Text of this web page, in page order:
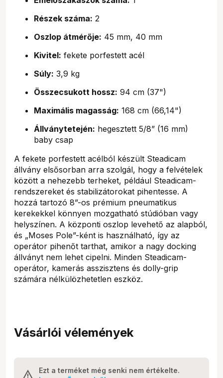
Részek száma: 2
Oszlop átmérője: 45 mm, 40 mm
Kivitel: fekete porfestett acél
Súly: 3,9 kg
Összecsukott hossz: 94 cm (37")
Maximális magasság: 168 cm (66,14")
Állványtetején: hegesztett 5/8” (16 mm)
baby csap
A fekete porfestett acélból készült Steadicam
állvány elsősorban arra szolgál, hogy a felvételek
között a nehezebb terheket, például Steadicam-
rendszereket és stabilizátorokat pihentesse. A
hozzá tartozó 8”-os prémium pneumatikus
kerekekkel könnyen mozgatható stúdióban vagy
helyszínen. A központi oszlop levehető az alapból,
és „Moses Pole”-ként is használható, így az
operátor pihenőt tarthat, amikor a nagy docking
állványt nem lehet cipelni. Minden Steadicam-
operátor, kamerás asszisztens és dolly-grip
számára nélkülözhetetlen eszköz.
Vásárlói vélemények
Ezt a terméket még senki nem értékelte.